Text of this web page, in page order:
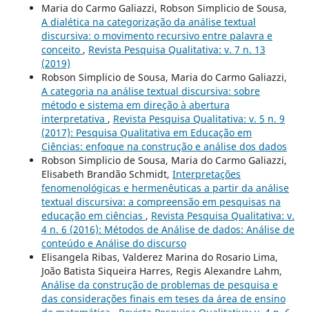
Maria do Carmo Galiazzi, Robson Simplicio de Sousa,
A dialética na categorização da análise textual
discursiva: o movimento recursivo entre palavra e
conceito , Revista Pesquisa Qualitativa: v. 7 n. 13
(2019)
Robson Simplicio de Sousa, Maria do Carmo Galiazzi,
A categoria na análise textual discursiva: sobre
método e sistema em direção à abertura
interpretativa , Revista Pesquisa Qualitativa: v. 5 n. 9
(2017): Pesquisa Qualitativa em Educação em
Ciências: enfoque na construção e análise dos dados
Robson Simplicio de Sousa, Maria do Carmo Galiazzi,
Elisabeth Brandão Schmidt, Interpretações
fenomenológicas e hermenêuticas a partir da análise
textual discursiva: a compreensão em pesquisas na
educação em ciências , Revista Pesquisa Qualitativa: v.
4 n. 6 (2016): Métodos de Análise de dados: Análise de
conteúdo e Análise do discurso
Elisangela Ribas, Valderez Marina do Rosario Lima,
João Batista Siqueira Harres, Regis Alexandre Lahm,
Análise da construção de problemas de pesquisa e
das considerações finais em teses da área de ensino